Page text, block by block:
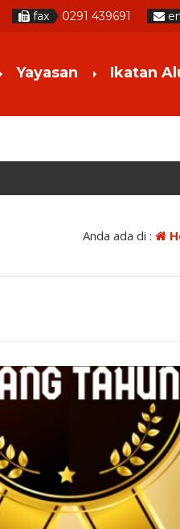
fax 0291 439691
Yayasan Ikatan
Anda ada di :